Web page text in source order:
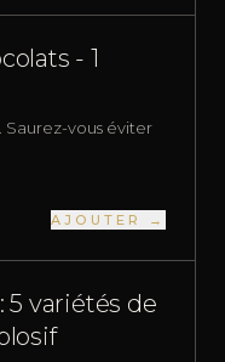
- 1
Saurez-vous éviter
AJOUTER →
variétés de